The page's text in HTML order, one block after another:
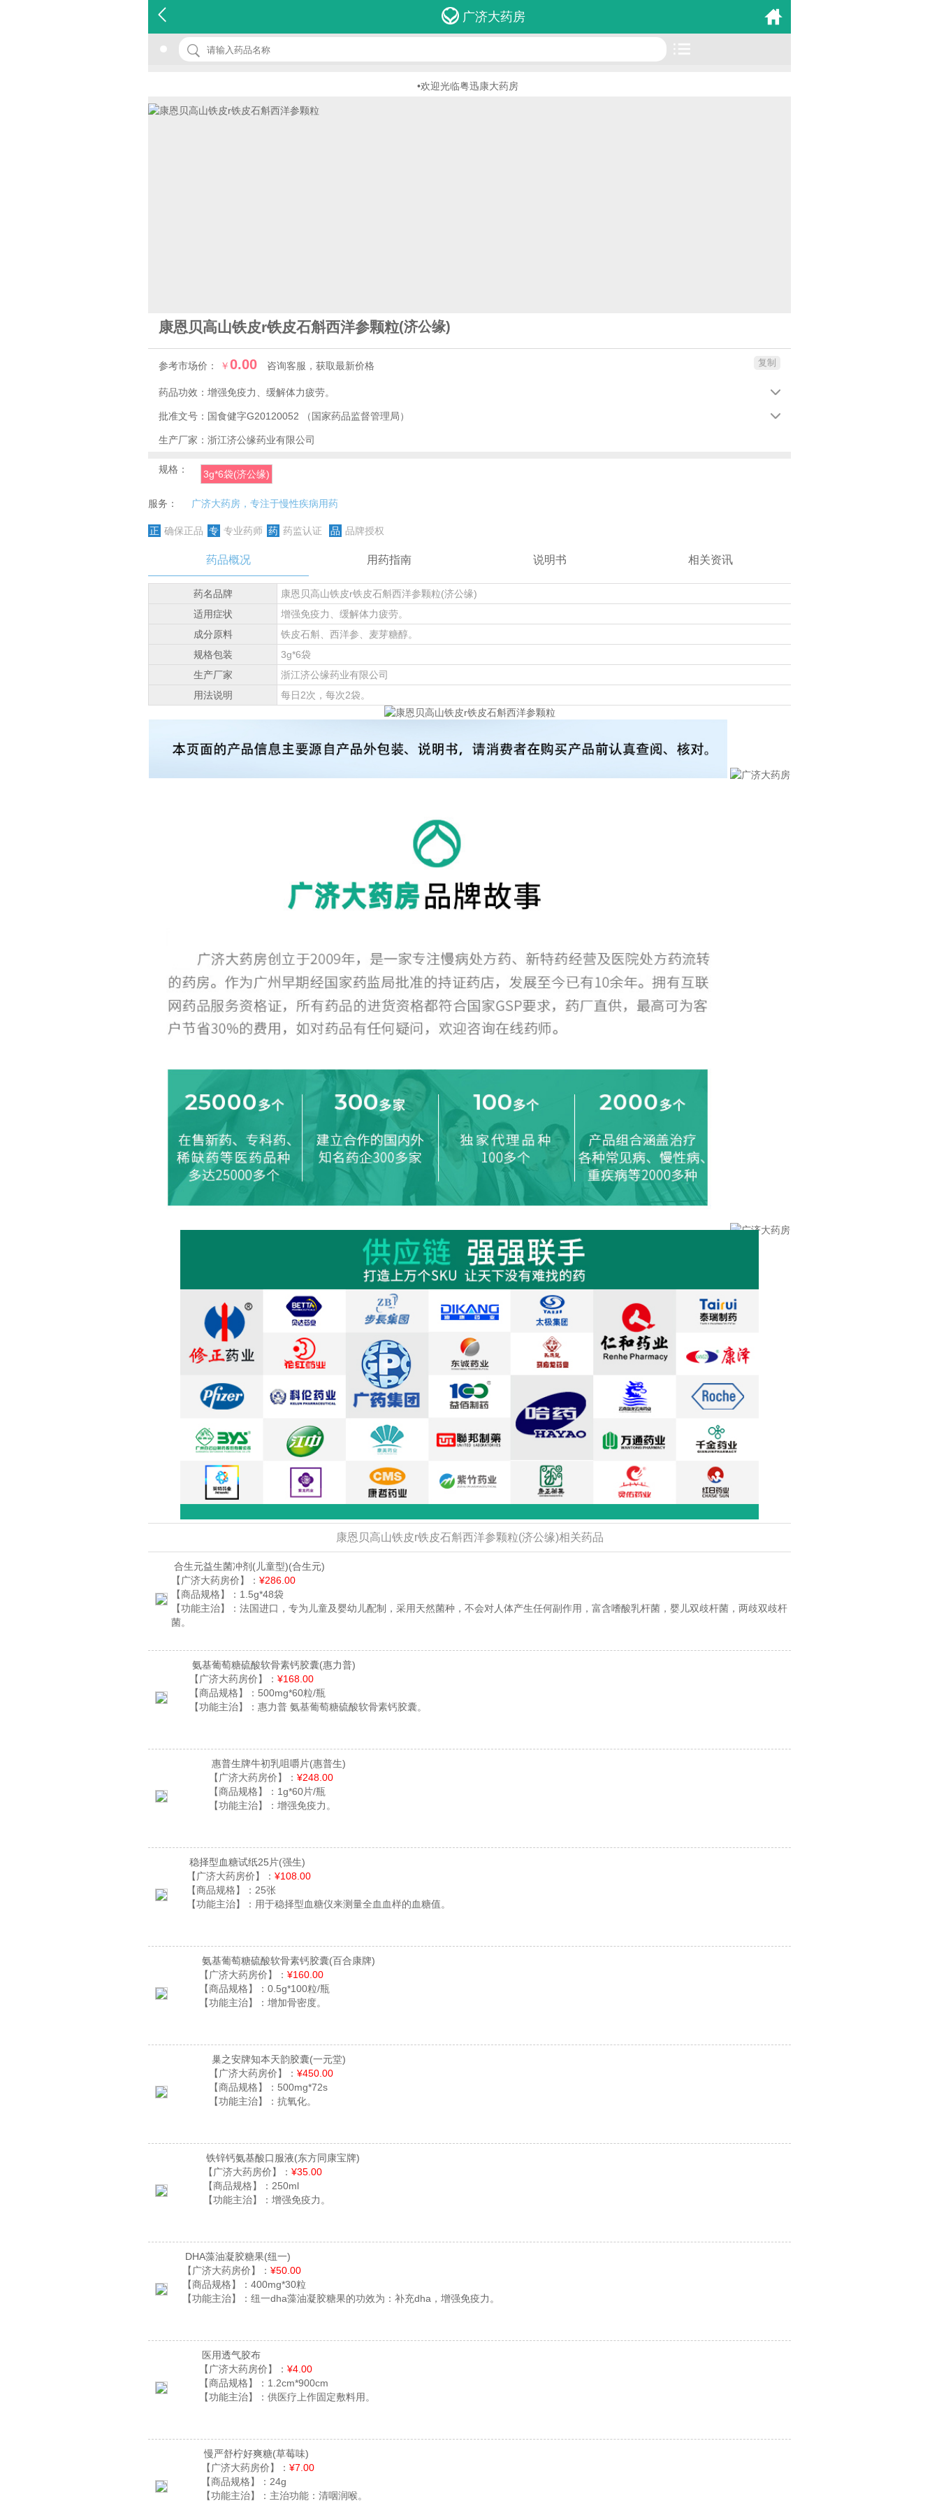
广济大药房
•欢迎光临粤迅康大药房
康恩贝高山铁皮r铁皮石斛西洋参颗粒(济公缘)
参考市场价： ￥0.00 咨询客服，获取最新价格
名 称：康恩贝高山铁皮r铁皮石斛西洋参颗粒
复制
药品功效： 增强免疫力、缓解体力疲劳。 
批准文号： 国食健字G20120052 （国家药品监督管理局） 
生产厂家： 浙江济公缘药业有限公司
规格： 3g*6袋(济公缘)
服务： 广济大药房，专注于慢性疾病用药
正 确保正品 专 专业药师 药 药监认证 品 品牌授权
药品概况 用药指南 说明书 相关资讯
药名品牌
康恩贝高山铁皮r铁皮石斛西洋参颗粒(济公缘)
适用症状
增强免疫力、缓解体力疲劳。
成分原料
铁皮石斛、西洋参、麦芽糖醇。
规格包装
3g*6袋
生产厂家
浙江济公缘药业有限公司
用法说明
每日2次，每次2袋。
康恩贝高山铁皮r铁皮石斛西洋参颗粒(济公缘)相关药品
合生元益生菌冲剂(儿童型)(合生元)
【广济大药房价】： ¥286.00
【商品规格】： 1.5g*48袋
【功能主治】： 法国进口，专为儿童及婴幼儿配制，采用天然菌种，不会对人体产生任何副作用，富含嗜酸乳杆菌，婴儿双歧杆菌，两歧双歧杆
菌。
氨基葡萄糖硫酸软骨素钙胶囊(惠力普)
【广济大药房价】： ¥168.00
【商品规格】： 500mg*60粒/瓶
【功能主治】： 惠力普 氨基葡萄糖硫酸软骨素钙胶囊。
惠普生牌牛初乳咀嚼片(惠普生)
【广济大药房价】： ¥248.00
【商品规格】： 1g*60片/瓶
【功能主治】： 增强免疫力。
稳择型血糖试纸25片(强生)
【广济大药房价】： ¥108.00
【商品规格】： 25张
【功能主治】： 用于稳择型血糖仪来测量全血血样的血糖值。
氨基葡萄糖硫酸软骨素钙胶囊(百合康牌)
【广济大药房价】： ¥160.00
【商品规格】： 0.5g*100粒/瓶
【功能主治】： 增加骨密度。
巢之安牌知本天韵胶囊(一元堂)
【广济大药房价】： ¥450.00
【商品规格】： 500mg*72s
【功能主治】： 抗氧化。
铁锌钙氨基酸口服液(东方同康宝牌)
【广济大药房价】： ¥35.00
【商品规格】： 250ml
【功能主治】： 增强免疫力。
DHA藻油凝胶糖果(纽一)
【广济大药房价】： ¥50.00
【商品规格】： 400mg*30粒
【功能主治】： 纽一dha藻油凝胶糖果的功效为：补充dha，增强免疫力。
医用透气胶布
【广济大药房价】： ¥4.00
【商品规格】： 1.2cm*900cm
【功能主治】： 供医疗上作固定敷料用。
慢严舒柠好爽糖(草莓味)
【广济大药房价】： ¥7.00
【商品规格】： 24g
【功能主治】： 主治功能：清咽润喉。